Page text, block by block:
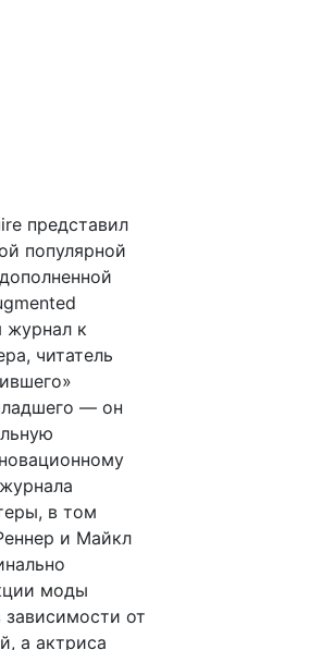
представил
популярной
журнал к
читатель
— он
в том
и Майкл
моды
от
а актриса